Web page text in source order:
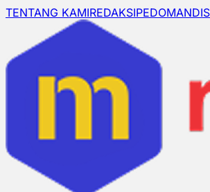
TENTANG KAMIREDAKSIPEDOMAN